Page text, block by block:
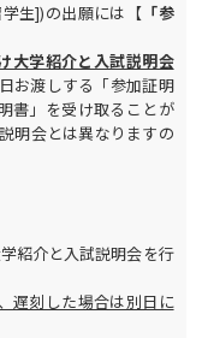
生])の出願には【 「参
大学紹介と入試説明会
お渡しする「参加証明
書」を受け取ることが
明会とは異なりますの
紹介と入試説明会を行
遅刻した場合は別日に